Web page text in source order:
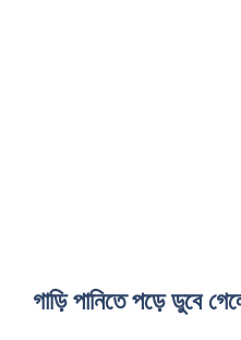
গাড়ি পানিতে পড়ে ডুবে